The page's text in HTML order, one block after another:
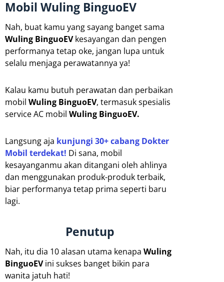
Mobil Wuling BinguoEV
Nah, buat kamu yang sayang banget sama
Wuling BinguoEVkesayangan dan pengen
performanya tetap oke, jangan lupa untuk
selalu menjaga perawatannya ya!
Kalau kamu butuh perawatan dan perbaikan
mobil Wuling BinguoEV, termasuk spesialis
service AC mobil Wuling BinguoEV.
Langsung aja kunjungi 30+ cabang Dokter
Mobil terdekat! Di sana, mobil
kesayanganmu akan ditangani oleh ahlinya
dan menggunakan produk-produk terbaik,
biar performanya tetap prima seperti baru
lagi.
Penutup
Nah, itu dia 10 alasan utama kenapa Wuling
BinguoEVini sukses banget bikin para
wanita jatuh hati!